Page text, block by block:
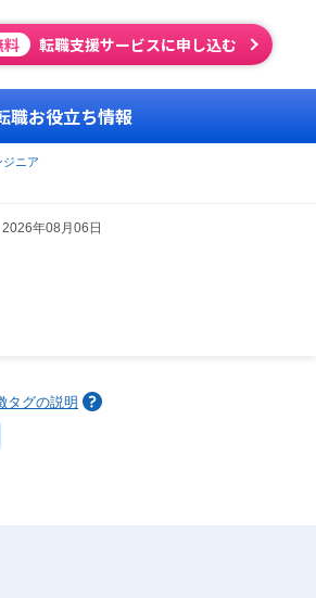
料 転職支援サービスに申し込む
職お役立ち情報
ニア
年08月06日
タグの説明